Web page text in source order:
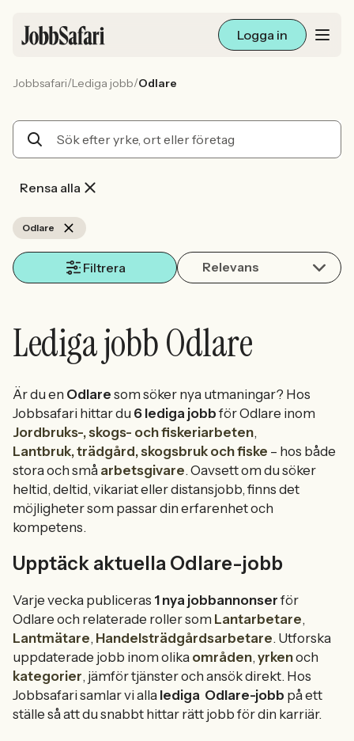
Logga in
Arbetsliv och karriär
Sök med AI
Jobbsafari/Lediga jobb/Odlare
Rensa alla
Odlare
Filtrera Relevans
Lediga jobb Odlare
Är du en Odlare som söker nya utmaningar? Hos
Jobbsafari hittar du 6 lediga jobb för Odlare inom
Jordbruks-, skogs- och fiskeriarbeten,
Lantbruk, trädgård, skogsbruk och fiske – hos både
stora och små arbetsgivare. Oavsett om du söker
heltid, deltid, vikariat eller distansjobb, finns det
möjligheter som passar din erfarenhet och
kompetens.
Upptäck aktuella Odlare-jobb
Varje vecka publiceras 1 nya jobbannonser för
Odlare och relaterade roller som Lantarbetare,
Lantmätare, Handelsträdgårdsarbetare. Utforska
uppdaterade jobb inom olika områden,yrkenoch
kategorier, jämför tjänster och ansök direkt. Hos
Jobbsafari samlar vi alla lediga Odlare-jobb på ett
ställe så att du snabbt hittar rätt jobb för din karriär.